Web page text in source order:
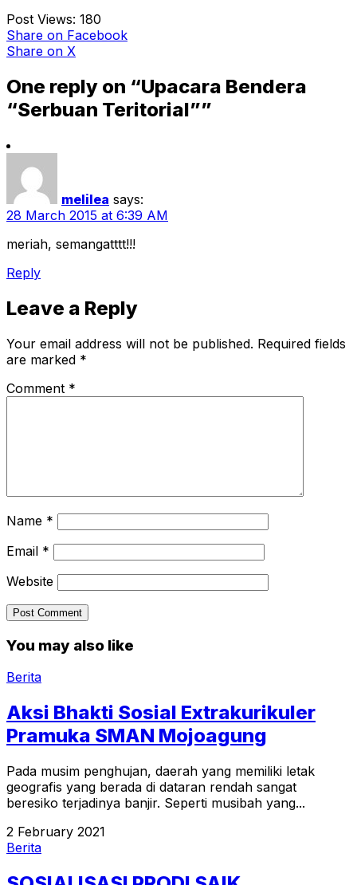
Post Views: 180
Share on Facebook
Share on X
One reply on “Upacara Bendera
“Serbuan Teritorial””
melilea says:
28 March 2015 at 6:39 AM
meriah, semangatttt!!!
Reply
Leave a Reply
Your email address will not be published. Required fields
are marked *
Comment *
Name *
Email *
Website
You may also like
Berita
Aksi Bhakti Sosial Extrakurikuler
Pramuka SMAN Mojoagung
Pada musim penghujan, daerah yang memiliki letak
geografis yang berada di dataran rendah sangat
beresiko terjadinya banjir. Seperti musibah yang...
2 February 2021
Berita